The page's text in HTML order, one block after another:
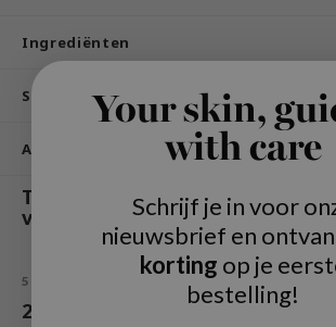
Holika
Ingrediënten
Specificaties
Andere klanten bekeken ook
This product is available in
variants:
5 STERREN OP BASIS VAN 2
2
Your skin,
with care
Schrijf je in voor
nieuwsbrief en
korting op je
bestelling!